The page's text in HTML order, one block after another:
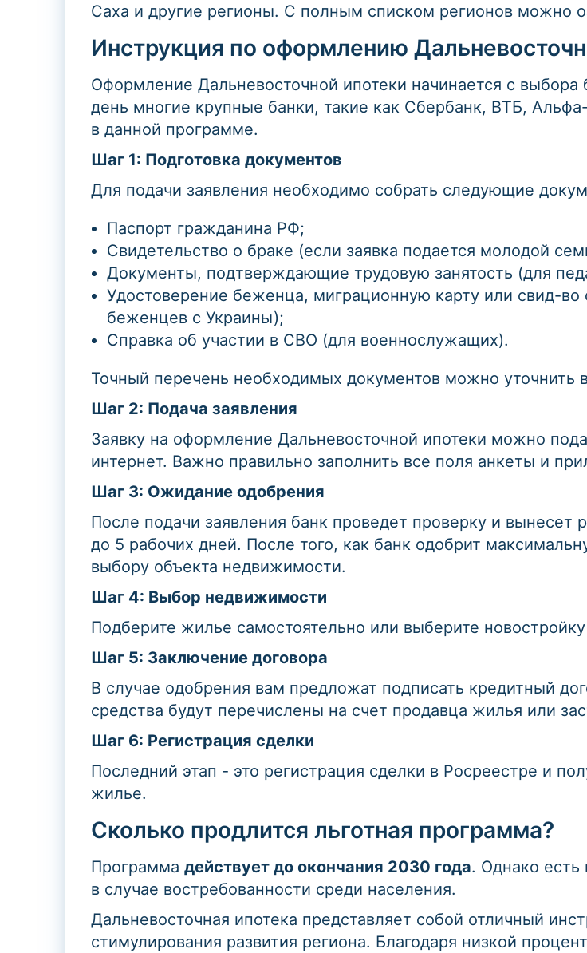
Саха и другие регионы. С полным списком регионов можно
Инструкция по оформлению
Оформление Дальневосточной ипотеки начинается с
день многие крупные банки, такие как Сбербанк, ВТБ,
в данной программе.
Шаг 1: Подготовка документов
Для подачи заявления необходимо собрать следующие
Паспорт гражданина РФ;
Свидетельство о браке (если заявка подается молодой
Документы, подтверждающие трудовую занятость (для
Удостоверение беженца, миграционную карту или свид-
беженцев с Украины);
Справка об участии в СВО (для военнослужащих).
Точный перечень необходимых документов можно уточнить
Шаг 2: Подача заявления
Заявку на оформление Дальневосточной ипотеки можно
интернет. Важно правильно заполнить все поля анкеты и
Шаг 3: Ожидание одобрения
После подачи заявления банк проведет проверку и
до 5 рабочих дней. После того, как банк одобрит
выбору объекта недвижимости.
Шаг 4: Выбор недвижимости
Подберите жилье самостоятельно или выберите
Шаг 5: Заключение договора
В случае одобрения вам предложат подписать кредитный
средства будут перечислены на счет продавца жилья или
Шаг 6: Регистрация сделки
Последний этап - это регистрация сделки в Росреестре и
жилье.
Сколько продлится льготная программа?
Программа действует до окончания 2030 года. Однако есть
в случае востребованности среди населения.
Дальневосточная ипотека представляет собой отличный
стимулирования развития региона. Благодаря низкой